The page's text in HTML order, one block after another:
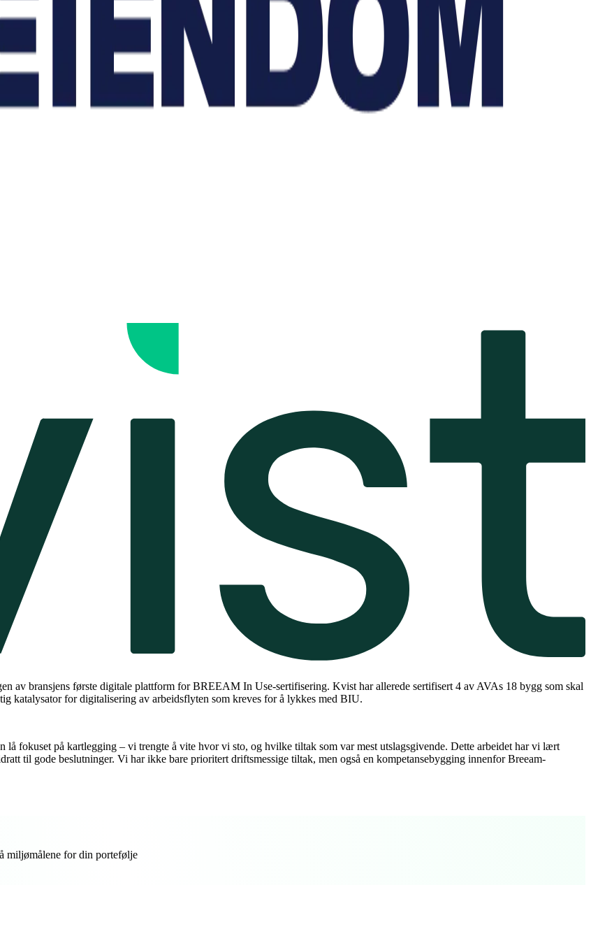
av bransjens første digitale plattform for BREEAM In Use-sertifisering. Kvist har allerede sertifisert 4 av AVAs 18 bygg som skal
for digitalisering av arbeidsflyten som kreves for å lykkes med BIU.
fokuset på kartlegging – vi trengte å vite hvor vi sto, og hvilke tiltak som var mest utslagsgivende. Dette arbeidet har vi lært
til gode beslutninger. Vi har ikke bare prioritert driftsmessige tiltak, men også en kompetansebygging innenfor Breeam-
miljømålene for din portefølje